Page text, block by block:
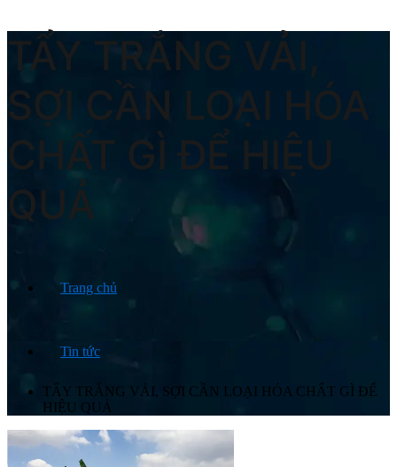
TẨY TRẮNG VẢI,
SỢI CẦN LOẠI HÓA
CHẤT GÌ ĐỂ HIỆU
QUẢ
Trang chủ
Tin tức
TẨY TRẮNG VẢI, SỢI CẦN LOẠI HÓA CHẤT GÌ ĐỂ
HIỆU QUẢ